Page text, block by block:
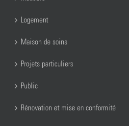
Logement
Maison de soins
Projets particuliers
Public
Rénovation et mise en conformité